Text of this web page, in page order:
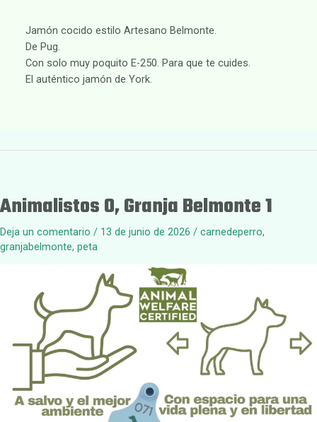
Jamón cocido estilo Artesano Belmonte.
De Pug.
Con solo muy poquito E-250. Para que te cuides.
El auténtico jamón de York.
Animalistos 0, Granja Belmonte 1
Deja un comentario / 13 de junio de 2026 / carnedeperro,
granjabelmonte, peta